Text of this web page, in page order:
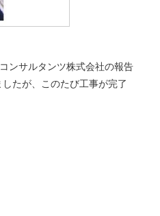
ンサルタンツ株式会社の報告
たが、このたび工事が完了